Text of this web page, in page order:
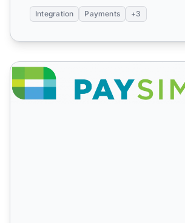
Integration Payments +3
PaySimple